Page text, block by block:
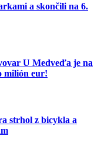
a skončili na 6.
U Medveďa je na
milión eur!
strhol z bicykla a